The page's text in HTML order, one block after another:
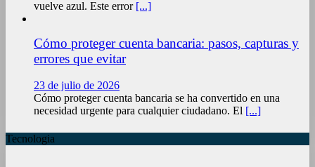
vuelve azul. Este error [...]
Cómo proteger cuenta bancaria: pasos, capturas y
errores que evitar
23 de julio de 2026
Cómo proteger cuenta bancaria se ha convertido en una
necesidad urgente para cualquier ciudadano. El [...]
Tecnologia